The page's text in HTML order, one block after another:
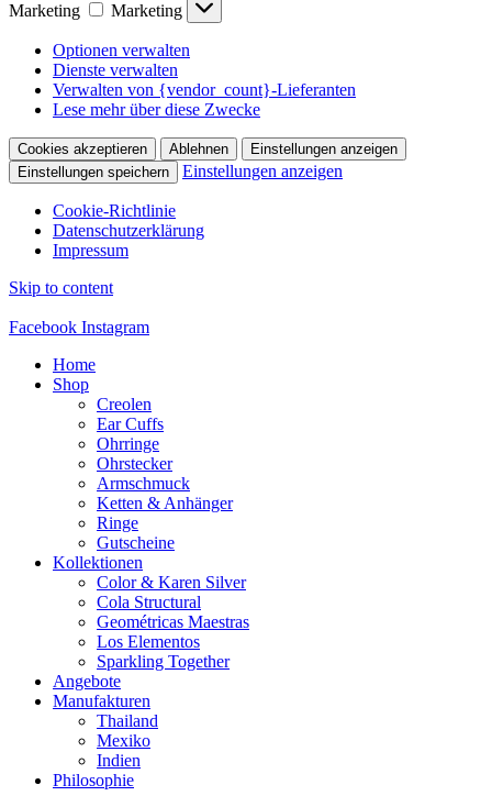
Marketing
Marketing
Optionen verwalten
Dienste verwalten
Verwalten von {vendor_count}-Lieferanten
Lese mehr über diese Zwecke
Cookies akzeptieren Ablehnen
Einstellungen anzeigen
Einstellungen speichern
Einstellungen anzeigen
Cookie-Richtlinie
Datenschutzerklärung
Impressum
Skip to content
Facebook Instagram
Home
Shop
Creolen
Ear Cuffs
Ohrringe
Ohrstecker
Armschmuck
Ketten & Anhänger
Ringe
Gutscheine
Kollektionen
Color & Karen Silver
Cola Structural
Geométricas Maestras
Los Elementos
Sparkling Together
Angebote
Manufakturen
Thailand
Mexiko
Indien
Philosophie